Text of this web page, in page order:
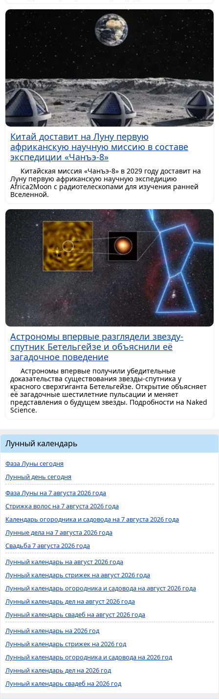
Китай доставит на Луну первую
африканскую научную миссию в составе
экспедиции «Чанъэ-8»
Китайская миссия «Чанъэ-8» в 2029 году доставит на
Луну первую африканскую научную экспедицию
Africa2Moon с радиотелескопами для изучения ранней
Вселенной.
Астрономы впервые разглядели звезду-
спутник Бетельгейзе и объяснили её
загадочное поведение
Астрономы впервые получили убедительные
доказательства существования звезды-спутника у
красного сверхгиганта Бетельгейзе. Открытие объясняет
её загадочные шестилетние пульсации и меняет
представления о будущем звезды. Подробности на Naked
Science.
Лунный календарь
Фаза Луны сегодня
Лунный день сегодня
Фаза Луны на 7 августа 2026 года
Стрижка волос на 7 августа 2026 года
Календарь огородника и садовода на 7 августа 2026 года
Лунные дела на 7 августа 2026 года
Свадьба 7 августа 2026 года
Лунный календарь на август 2026 года
Лунный календарь стрижек на август 2026 года
Лунный календарь огородника и садовода на август 2026 года
Лунный календарь дел на август 2026 года
Лунный календарь свадеб на август 2026 года
Лунный календарь на 2026 год
Лунный календарь стрижек на 2026 год
Лунный календарь огородника и садовода на 2026 год
Лунный календарь дел на 2026 год
Лунный календарь свадеб на 2026 год